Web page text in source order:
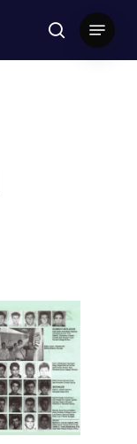
search
Menu
Close